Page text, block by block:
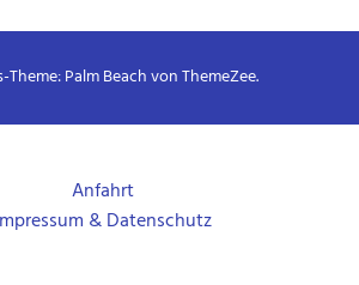
Palm Beach von ThemeZee.
Anfahrt
& Datenschutz